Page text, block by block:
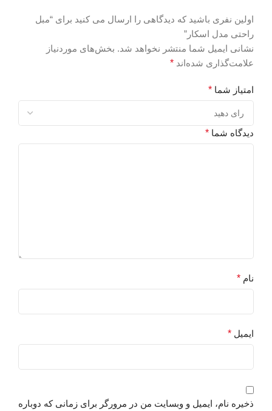
اولین نفری باشید که دیدگاهی را ارسال می کنید برای “مبل
راحتی مدل اسکار”
نشانی ایمیل شما منتشر نخواهد شد. بخش‌های موردنیاز
علامت‌گذاری شده‌اند *
امتیاز شما *
دیدگاه شما *
نام *
ایمیل *
ذخیره نام، ایمیل و وبسایت من در مرورگر برای زمانی که دوباره